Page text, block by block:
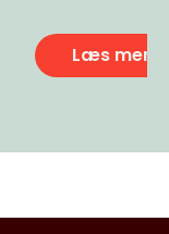
Læs mere